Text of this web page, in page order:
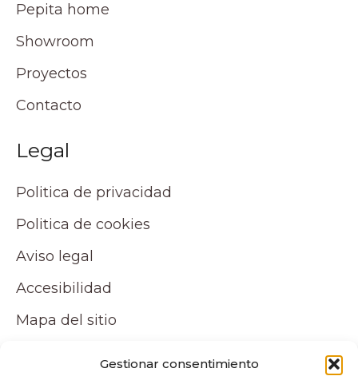
Gestionar consentimiento
Pepita home
Showroom
Proyectos
Contacto
Legal
Politica de privacidad
Politica de cookies
Aviso legal
Accesibilidad
Mapa del sitio
Tu cuenta